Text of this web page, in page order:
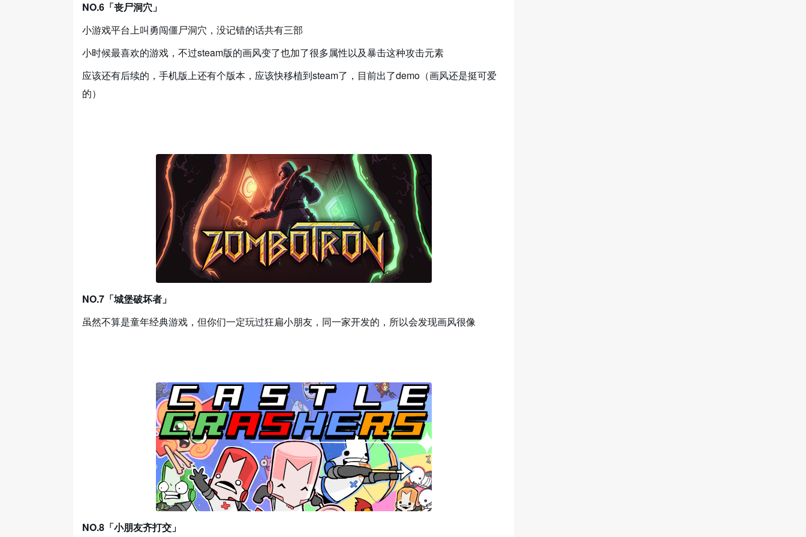
NO.6「丧尸洞穴」
小游戏平台上叫勇闯僵尸洞穴，没记错的话共有三部
小时候最喜欢的游戏，不过steam版的画风变了也加了很多属性以及暴击这种攻击元素
应该还有后续的，手机版上还有个版本，应该快移植到steam了，目前出了demo（画风还是挺可爱
的）
NO.7「城堡破坏者」
虽然不算是童年经典游戏，但你们一定玩过狂扁小朋友，同一家开发的，所以会发现画风很像
NO.8「小朋友齐打交」